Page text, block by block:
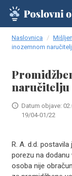
Naslovnica
inozemnom
naručitelju
Datum objave:
19/04-01/22
R. A. d.d.
porezu na
osoba nije